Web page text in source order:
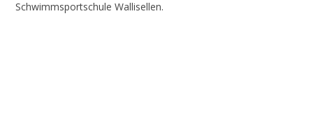
Schwimmsportschule Wallisellen.